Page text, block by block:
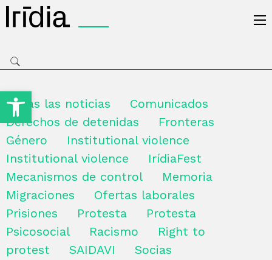
Open toolbar
Todas las noticias
Comunicados
Derechos de detenidas
Fronteras
Género
Institutional violence
Institutional violence
IrídiaFest
Mecanismos de control
Memoria
Migraciones
Ofertas laborales
Prisiones
Protesta
Protesta
Psicosocial
Racismo
Right to
protest
SAIDAVI
Socias